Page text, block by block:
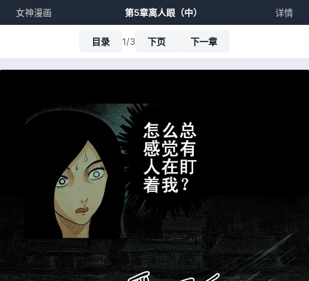
女神漫画 第5章离人眼（中） 详情
目录 1/3 下页 下一章